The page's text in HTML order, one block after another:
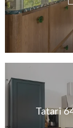
Tatari